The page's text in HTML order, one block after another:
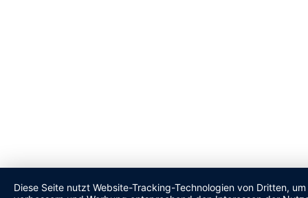
Diese Seite nutzt Website-Tracking-Technologien von Dritten,